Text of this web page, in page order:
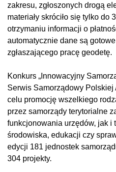
zakresu, zgłoszonych drogą
materiały skróciło się tylko do
otrzymaniu informacji o
automatycznie dane są
zgłaszającego pracę geodetę.
Konkurs „Innowacyjny
Serwis Samorządowy Polskiej
celu promocję wszelkiego
przez samorządy terytorialne
funkcjonowania urzędów, jak i
środowiska, edukacji czy
edycji 181 jednostek
304 projekty.